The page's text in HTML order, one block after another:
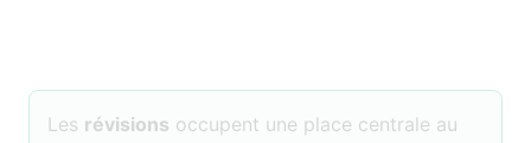
Les révisions occupent une place centrale au